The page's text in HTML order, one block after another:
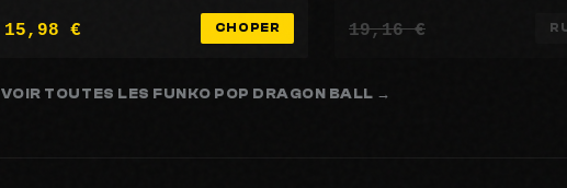
15,98 € CHOPER 19,16 €
VOIR TOUTES LES FUNKO POP DRAGON BALL →